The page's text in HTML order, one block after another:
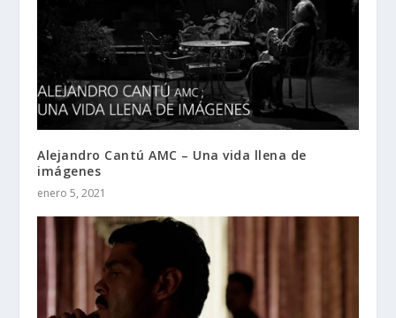
Alejandro Cantú AMC – Una vida llena de
imágenes
enero 5, 2021